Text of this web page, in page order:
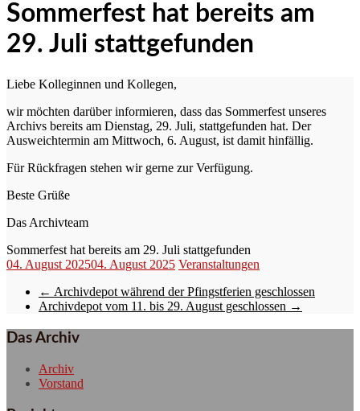
Sommerfest hat bereits am
29. Juli stattgefunden
Liebe Kolleginnen und Kollegen,
wir möchten darüber informieren, dass das Sommerfest unseres
Archivs bereits am Dienstag, 29. Juli, stattgefunden hat. Der
Ausweichtermin am Mittwoch, 6. August, ist damit hinfällig.
Für Rückfragen stehen wir gerne zur Verfügung.
Beste Grüße
Das Archivteam
Sommerfest hat bereits am 29. Juli stattgefunden
04. August 202504. August 2025 Veranstaltungen
← Archivdepot während der Pfingstferien geschlossen
Archivdepot vom 11. bis 29. August geschlossen →
Das Archiv
Archiv
Vorstand